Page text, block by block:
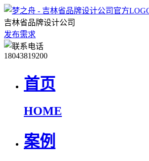
吉林省品牌设计公司
发布需求
18043819200
首页
HOME
案例